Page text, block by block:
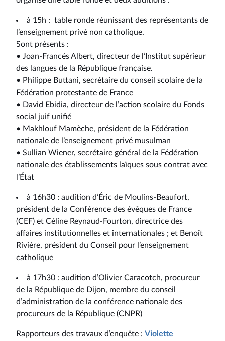
à 15h : table ronde réunissant des représentants de
l’enseignement privé non catholique.
Sont présents :
• Joan-Francés Albert, directeur de l’Institut supérieur
des langues de la République française.
• Philippe Buttani, secrétaire du conseil scolaire de la
Fédération protestante de France
• David Ebidia, directeur de l’action scolaire du Fonds
social juif unifié
• Makhlouf Mamèche, président de la Fédération
nationale de l’enseignement privé musulman
• Sullian Wiener, secrétaire général de la Fédération
nationale des établissements laïques sous contrat avec
l’État
à 16h30 : audition d’Éric de Moulins-Beaufort,
président de la Conférence des évêques de France
(CEF) et Céline Reynaud-Fourton, directrice des
affaires institutionnelles et internationales ; et Benoît
Rivière, président du Conseil pour l’enseignement
catholique
à 17h30 : audition d’Olivier Caracotch, procureur
de la République de Dijon, membre du conseil
d’administration de la conférence nationale des
procureurs de la République (CNPR)
Rapporteurs des travaux d’enquête : Violette